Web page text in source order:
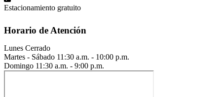
Estacionamiento gratuito
Horario de Atención
Lunes Cerrado
Martes - Sábado 11:30 a.m. - 10:00 p.m.
Domingo 11:30 a.m. - 9:00 p.m.